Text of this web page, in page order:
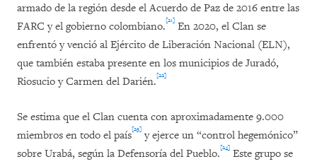
armado de la región desde el Acuerdo de Paz de 2016 entre las
FARC y el gobierno colombiano.[21] En 2020, el Clan se
enfrentó y venció al Ejército de Liberación Nacional (ELN),
que también estaba presente en los municipios de Juradó,
Riosucio y Carmen del Darién.[22]
Se estima que el Clan cuenta con aproximadamente 9.000
miembros en todo el país[23] y ejerce un “control hegemónico”
sobre Urabá, según la Defensoría del Pueblo.[24] Este grupo se